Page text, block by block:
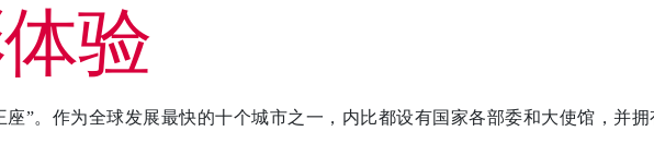
验
”。作为全球发展最快的十个城市之一，内比都设有国家各部委和大使馆，并